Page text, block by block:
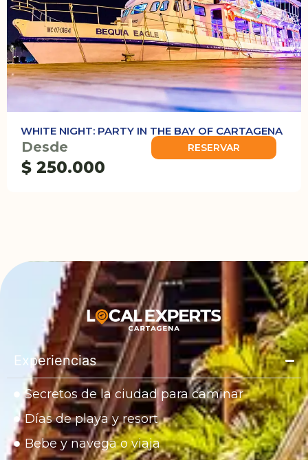
WHITE NIGHT: PARTY IN THE BAY OF CARTAGENA
Desde
$ 250.000
RESERVAR
Experiencias
Secretos de la ciudad para caminar
Días de playa y resort
Bebe y navega o viaja